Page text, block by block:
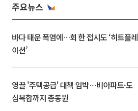
주요뉴스
바다 태운 폭염에…회 한 접시도 ‘히트플레
이션’
영끌 '주택공급' 대책 임박⋯비아파트·도
심복합까지 총동원